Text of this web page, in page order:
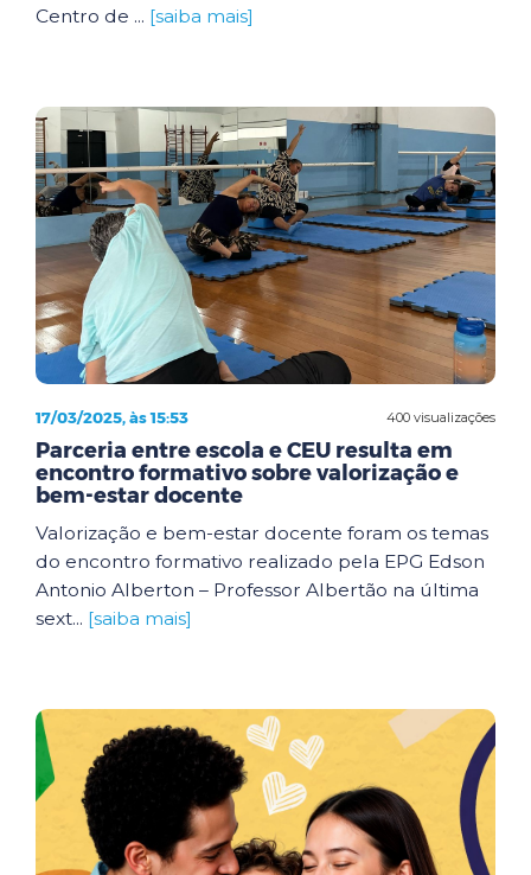
Centro de ... [saiba mais]
400 visualizações
17/03/2025, às 15:53
Parceria entre escola e CEU resulta em
encontro formativo sobre valorização e
bem-estar docente
Valorização e bem-estar docente foram os temas
do encontro formativo realizado pela EPG Edson
Antonio Alberton – Professor Albertão na última
sext... [saiba mais]